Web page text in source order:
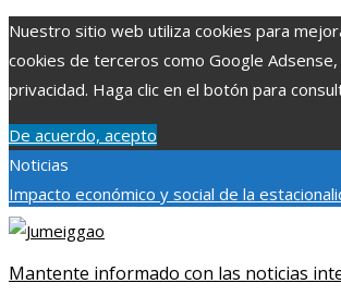
Nuestro sitio web utiliza cookies para
cookies de terceros como Google
privacidad. Haga clic en el botón para
De acuerdo, acepto
Noticias
Impacto económico y social de la
absorción de nutrientes
sábado, agosto 8
Mantente informado con las noticias